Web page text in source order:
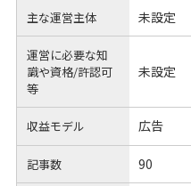
主な運営主体 未設定
運営に必要な知
識や資格/許認可
等
未設定
収益モデル 広告
記事数 90